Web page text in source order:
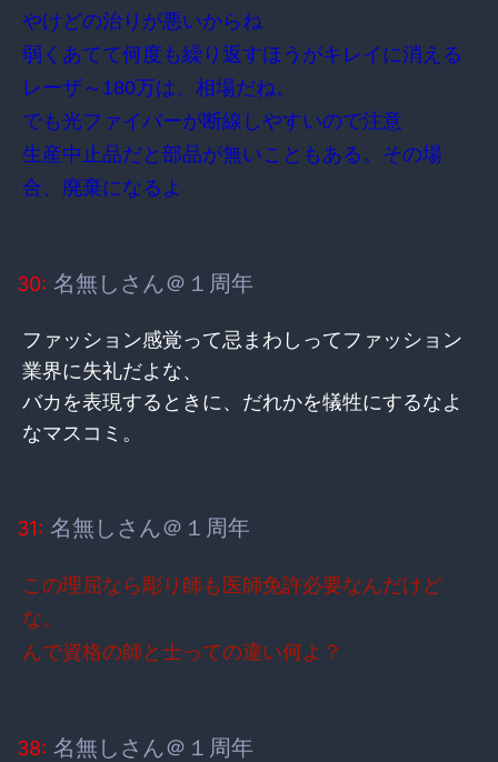
やけどの治りが悪いからね
弱くあてて何度も繰り返すほうがキレイに消える
レーザ～180万は、相場だね。
でも光ファイバーが断線しやすいので注意
生産中止品だと部品が無いこともある。その場
合、廃棄になるよ
30: 名無しさん＠１周年
ファッション感覚って忌まわしってファッション
業界に失礼だよな、
バカを表現するときに、だれかを犠牲にするなよ
なマスコミ。
31: 名無しさん＠１周年
この理屈なら彫り師も医師免許必要なんだけど
な。
んで資格の師と士っての違い何よ？
38: 名無しさん＠１周年